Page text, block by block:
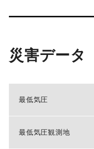
災害データ
最低気圧
最低気圧観測地